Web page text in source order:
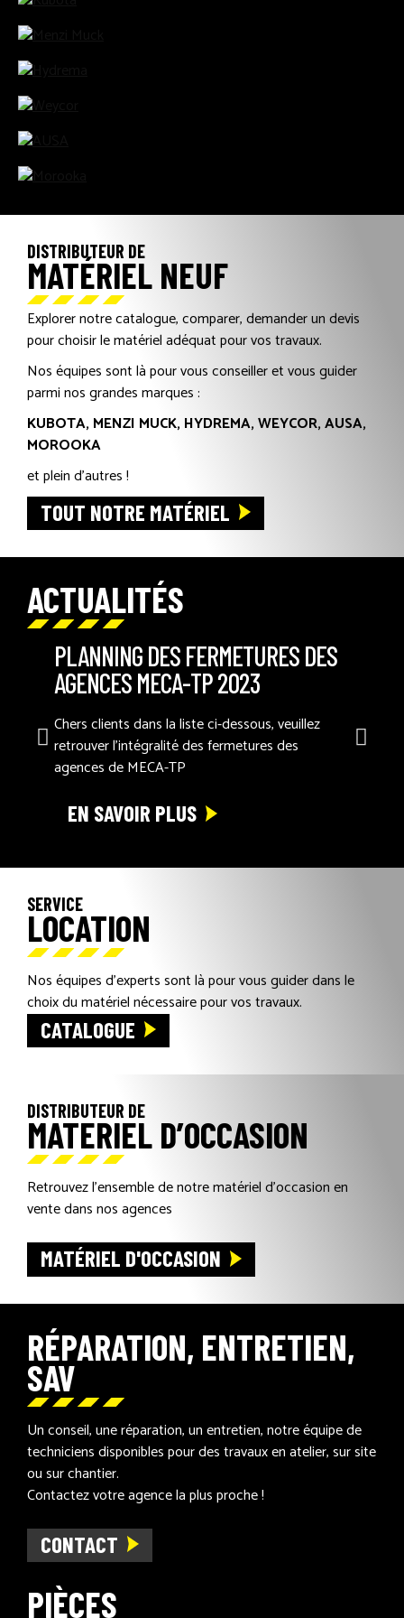
L
E
S
M
A
R
Q
U
E
S
DISTRIBUTEUR DE
MATÉRIEL NEUF
Explorer notre catalogue, comparer, demander un devis
pour choisir le matériel adéquat pour vos travaux.
Nos équipes sont là pour vous conseiller et vous guider
parmi nos grandes marques :
KUBOTA, MENZI MUCK, HYDREMA, WEYCOR, AUSA,
MOROOKA
et plein d’autres !
TOUT NOTRE MATÉRIEL
ACTUALITÉS
PLANNING DES FERMETURES DES
AGENCES MECA-TP 2023
Chers clients dans la liste ci-dessous, veuillez
retrouver l’intégralité des fermetures des
agences de MECA-TP
EN SAVOIR PLUS
SERVICE
LOCATION
Nos équipes d’experts sont là pour vous guider dans le
choix du matériel nécessaire pour vos travaux.
CATALOGUE
DISTRIBUTEUR DE
MATERIEL D’OCCASION
Retrouvez l’ensemble de notre matériel d’occasion en
vente dans nos agences
MATÉRIEL D'OCCASION
RÉPARATION, ENTRETIEN,
SAV
Un conseil, une réparation, un entretien, notre équipe de
techniciens disponibles pour des travaux en atelier, sur site
ou sur chantier.
Contactez votre agence la plus proche !
CONTACT
PIÈCES